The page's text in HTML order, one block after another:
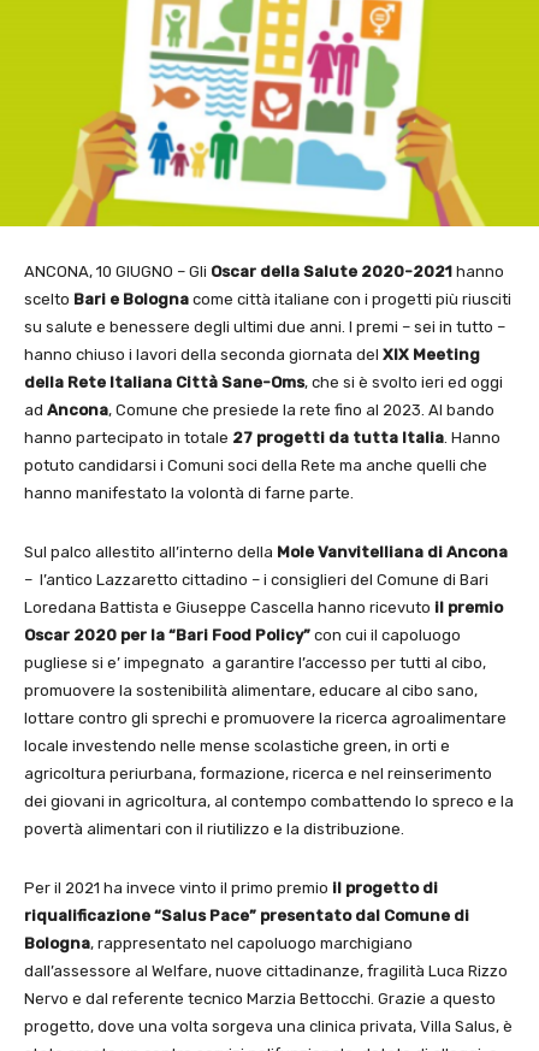
ANCONA, 10 GIUGNO – Gli Oscar della Salute 2020-2021 hanno
scelto Bari e Bologna come città italiane con i progetti più riusciti
su salute e benessere degli ultimi due anni. I premi – sei in tutto –
hanno chiuso i lavori della seconda giornata del XIX Meeting
della Rete Italiana Città Sane-Oms, che si è svolto ieri ed oggi
ad Ancona, Comune che presiede la rete fino al 2023. Al bando
hanno partecipato in totale 27 progetti da tutta Italia. Hanno
potuto candidarsi i Comuni soci della Rete ma anche quelli che
hanno manifestato la volontà di farne parte.
Sul palco allestito all’interno della Mole Vanvitelliana di Ancona
– l’antico Lazzaretto cittadino – i consiglieri del Comune di Bari
Loredana Battista e Giuseppe Cascella hanno ricevuto il premio
Oscar 2020 per la “Bari Food Policy” con cui il capoluogo
pugliese si e’ impegnato a garantire l’accesso per tutti al cibo,
promuovere la sostenibilità alimentare, educare al cibo sano,
lottare contro gli sprechi e promuovere la ricerca agroalimentare
locale investendo nelle mense scolastiche green, in orti e
agricoltura periurbana, formazione, ricerca e nel reinserimento
dei giovani in agricoltura, al contempo combattendo lo spreco e la
povertà alimentari con il riutilizzo e la distribuzione.
Per il 2021 ha invece vinto il primo premio il progetto di
riqualificazione “Salus Pace” presentato dal Comune di
Bologna, rappresentato nel capoluogo marchigiano
dall’assessore al Welfare, nuove cittadinanze, fragilità Luca Rizzo
Nervo e dal referente tecnico Marzia Bettocchi. Grazie a questo
progetto, dove una volta sorgeva una clinica privata, Villa Salus, è